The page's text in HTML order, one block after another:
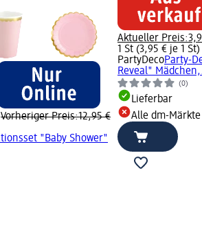
Vorheriger Preis:12,95 €
"Baby Shower"
Aktueller Preis:
1 St (3,95 € je 1 St)
PartyDecoParty-
Reveal"
(0)
Lieferbar
Alle dm-Märkte